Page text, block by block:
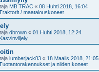
MB TRAC « 08 Huhti 2018, 16:04
/ maatalouskoneet
dbrown « 01 Huhti 2018, 12:24
Kasvinviljely
lumberjack83 « 18 Maalis 2018, 21:05
ja niiden koneet